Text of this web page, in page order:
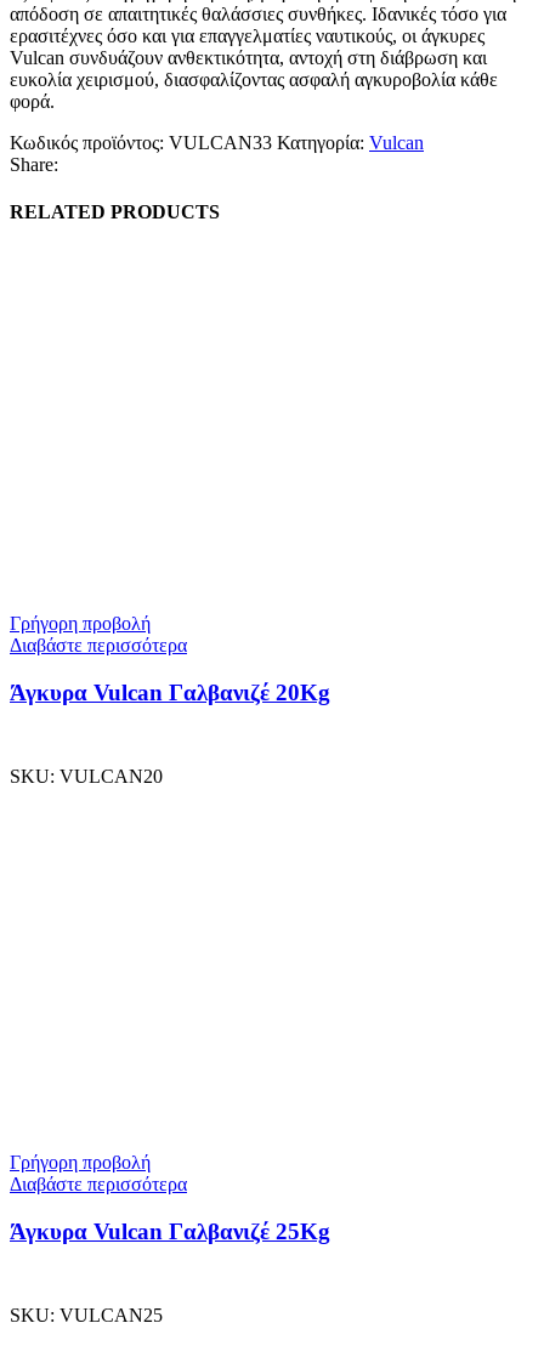
απόδοση σε απαιτητικές θαλάσσιες συνθήκες. Ιδανικές τόσο για
ερασιτέχνες όσο και για επαγγελματίες ναυτικούς, οι άγκυρες
Vulcan συνδυάζουν ανθεκτικότητα, αντοχή στη διάβρωση και
ευκολία χειρισμού, διασφαλίζοντας ασφαλή αγκυροβολία κάθε
φορά.
Κωδικός προϊόντος: VULCAN33 Κατηγορία: Vulcan
Share:
RELATED PRODUCTS
Γρήγορη προβολή
Διαβάστε περισσότερα
Άγκυρα Vulcan Γαλβανιζέ 20Kg
SKU: VULCAN20
Γρήγορη προβολή
Διαβάστε περισσότερα
Άγκυρα Vulcan Γαλβανιζέ 25Kg
SKU: VULCAN25